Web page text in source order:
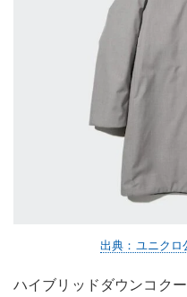
出典：ユニクロ
ハイブリッドダウンコク